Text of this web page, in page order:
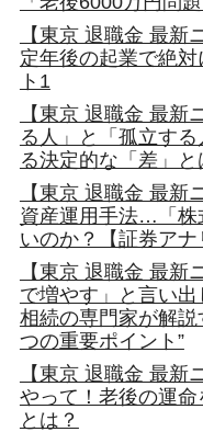
【東京 退職金 最新
定年後の起業で絶
ト1
【東京 退職金 最新
る人」と「孤立す
る決定的な「差」と
【東京 退職金 最新
資産運用手法…「株
いのか？【証券アナ
【東京 退職金 最新
で増やす」と言い
相続の専門家が解
つの重要ポイント”
【東京 退職金 最新
やって！老後の運命
とは？